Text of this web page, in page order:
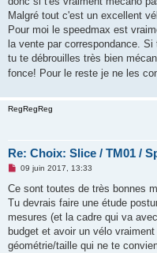
Malgré tout c'est un excellent
Pour moi le speedmax est
la vente par correspondance.
tu te débrouilles très bien
fonce! Pour le reste je ne les
RegRegReg
Re: Choix: Slice / TM01 /
M
s
a
g
n
o
09 juin 2017, 13:33
Ce sont toutes de très bonnes
Tu devrais faire une étude
mesures (et la cadre qui va
budget et avoir un vélo
géométrie/taille qui ne te